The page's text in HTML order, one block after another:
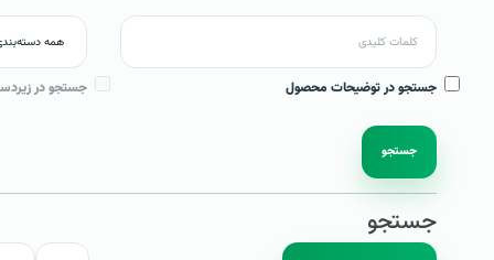
جستجو در توضیحات محصول جستجو در
جستجو
جستجو